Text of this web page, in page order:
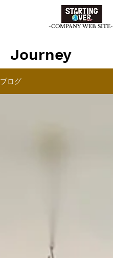
​-COMPANY WEB SITE-
​Journey
ブログ